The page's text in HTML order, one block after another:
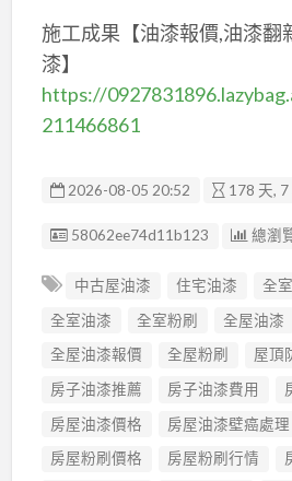
施工成果【油漆報價,油漆翻
漆】
https://
211466861
2026-08-05 20:52 178 天, 7
廣告编號
58062ee74d11b123 總瀏
中古屋油漆 住宅油漆
全
全室油漆
全室粉刷 全屋油漆
全屋油漆報價
全屋粉刷 屋頂
房子油漆推薦
房子油漆費用
房屋油漆價格
房屋油漆壁癌處理
房屋粉刷價格
房屋粉刷行情